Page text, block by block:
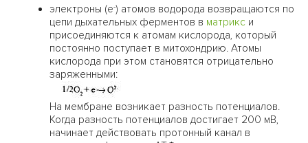
электроны (е-) атомов водорода возвращаются по
цепи дыхательных ферментов в матрикс и
присоединяются к атомам кислорода, который
постоянно поступает в митохондрию. Атомы
кислорода при этом становятся отрицательно
заряженными:
На мембране возникает разность потенциалов.
Когда разность потенциалов достигает 200 мВ,
начинает действовать протонный канал в